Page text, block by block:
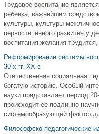
Трудовое воспитание
ребенка, важнейшим
культуры, культуры
первостепенного развития у
воспитания желания
Реформирование системы
30-х гг. ХХ в
Отечественная социальная
богатую историю. Особый
науки представляет период
происходит ее подлинно
системообразующий фактор
Философско-педагогические